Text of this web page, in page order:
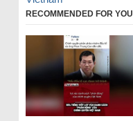
RECOMMENDED FOR YOU